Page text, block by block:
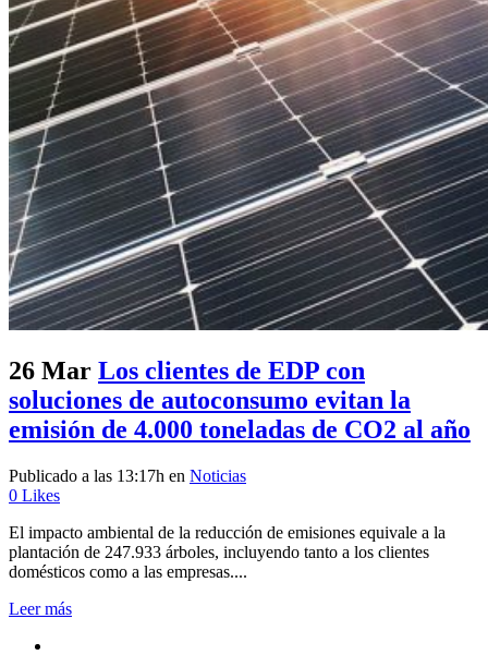
26 Mar Los clientes de EDP con
soluciones de autoconsumo evitan la
emisión de 4.000 toneladas de CO2 al año
Publicado a las 13:17h en Noticias
0 Likes
El impacto ambiental de la reducción de emisiones equivale a la
plantación de 247.933 árboles, incluyendo tanto a los clientes
domésticos como a las empresas....
Leer más